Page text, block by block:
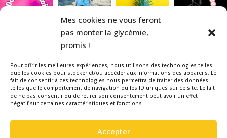
Mes cookies ne vous feront
pas monter la glycémie,
promis !
Pour offrir les meilleures expériences, nous utilisons des technologies telles
que les cookies pour stocker et/ou accéder aux informations des appareils. Le
fait de consentir à ces technologies nous permettra de traiter des données
telles que le comportement de navigation ou les ID uniques sur ce site. Le fait
de ne pas consentir ou de retirer son consentement peut avoir un effet
négatif sur certaines caractéristiques et fonctions.
Accepter
Veuillez noter que la La Belle & le
Diabète est un blog indépendant,
réalisé bénévolement par une
patiente diabétique de type 1, pour